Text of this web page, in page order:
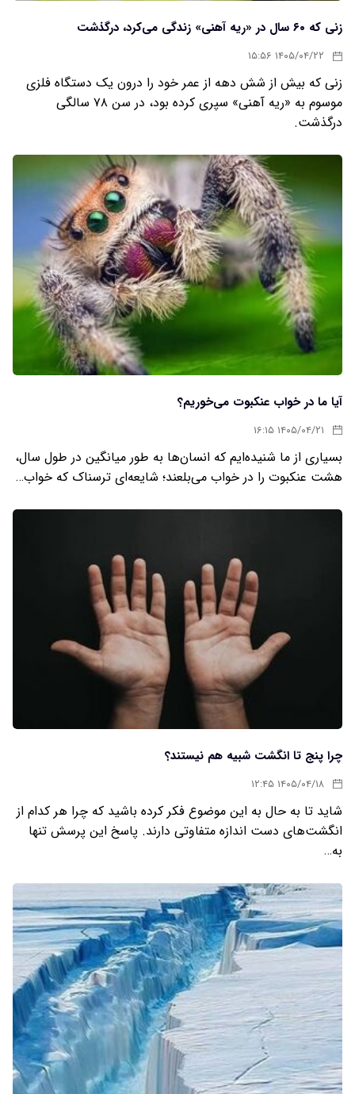
زنی که ۶۰ سال در «ریه آهنی» زندگی می‌کرد، درگذشت
۱۴۰۵/۰۴/۲۲ ۱۵:۵۶
زنی که بیش از شش دهه از عمر خود را درون یک دستگاه فلزی
موسوم به «ریه آهنی» سپری کرده بود، در سن ۷۸ سالگی
درگذشت.
آیا ما در خواب عنکبوت می‌خوریم؟
۱۴۰۵/۰۴/۲۱ ۱۶:۱۵
بسیاری از ما شنیده‌ایم که انسان‌ها به طور میانگین در طول سال،
هشت عنکبوت را در خواب می‌بلعند؛ شایعه‌ای ترسناک که خواب…
چرا پنج تا انگشت شبیه هم نیستند؟
۱۴۰۵/۰۴/۱۸ ۱۲:۴۵
شاید تا به حال به این موضوع فکر کرده باشید که چرا هر کدام از
انگشت‌های دست اندازه متفاوتی دارند. پاسخ این پرسش تنها
به…